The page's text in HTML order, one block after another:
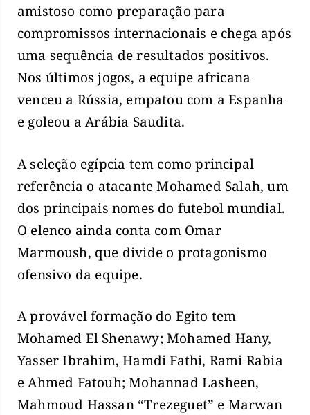
amistoso como preparação para
compromissos internacionais e chega após
uma sequência de resultados positivos.
Nos últimos jogos, a equipe africana
venceu a Rússia, empatou com a Espanha
e goleou a Arábia Saudita.
A seleção egípcia tem como principal
referência o atacante Mohamed Salah, um
dos principais nomes do futebol mundial.
O elenco ainda conta com Omar
Marmoush, que divide o protagonismo
ofensivo da equipe.
A provável formação do Egito tem
Mohamed El Shenawy; Mohamed Hany,
Yasser Ibrahim, Hamdi Fathi, Rami Rabia
e Ahmed Fatouh; Mohannad Lasheen,
Mahmoud Hassan “Trezeguet” e Marwan